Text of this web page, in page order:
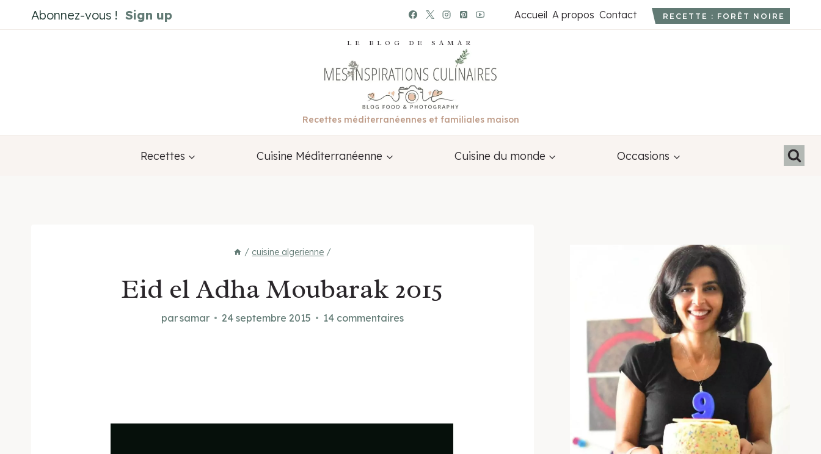
au
Abonnez-vous ! Sign up Accueil A propos Contact RECETTE : FORÊT NOIRE
LE BLOG DE SAMAR
Recettes méditerranéennes et familiales maison
Recettes Cuisine Méditerranéenne Cuisine du monde Occasions
/ cuisine algerienne /
Eid el Adha Moubarak 2015
parsamar 24 septembre 2015 14 commentaires